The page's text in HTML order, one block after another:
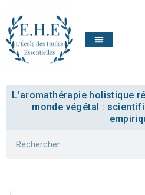
L'aromathérapie holistique
monde végétal :